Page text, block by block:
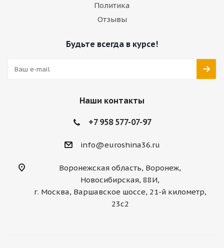
Политика
Отзывы
Будьте всегда в курсе!
Наши контакты
+7 958 577-07-97
info@euroshina36.ru
Воронежская область, Воронеж,
Новосибирская, 88И,
г. Москва, Варшавское шоссе, 21-й километр,
23с2